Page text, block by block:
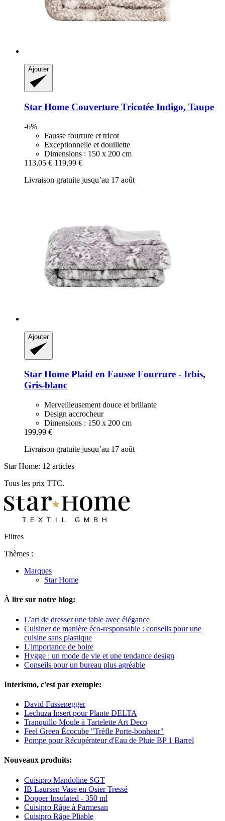
Ajouter
Star Home Couverture Tricotée Indigo, Taupe
-6%
Fausse fourrure et tricot
Exceptionnelle et douillette
Dimensions : 150 x 200 cm
113,05 € 119,99 €
Livraison gratuite jusqu’au 17 août
Ajouter
Star Home Plaid en Fausse Fourrure -​ Irbis,
Gris-​blanc
Merveilleusement douce et brillante
Design accrocheur
Dimensions : 150 x 200 cm
199,99 €
Livraison gratuite jusqu’au 17 août
Star Home: 12 articles
Tous les prix TTC.
Filtres
Thèmes :
Marques
Star Home
À lire sur notre blog:
L’art de dresser une table avec élégance
Cuisiner de manière éco-responsable : conseils pour une
cuisine sans plastique
L'importance de boire
Hygge : un mode de vie et une tendance design
Conseils pour un bureau plus agréable
Interismo, c'est par exemple:
David Fussenegger
Lechuza Insert pour Plante DELTA
Tranquillo Moule à Tartelette Art Deco
Feel Green Écocube "Trèfle Porte-bonheur"
Pompe pour Récupérateur d'Eau de Pluie BP 1 Barrel
Nouveaux produits:
Cuisipro Mandoline SGT
IB Laursen Vase en Osier Tressé
Dopper Insulated - 350 ml
Cuisipro Râpe à Parmesan
Cuisipro Râpe Pliable